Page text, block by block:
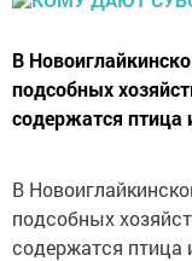
В
подсобных
содержатся
В
подсобных
содержатся